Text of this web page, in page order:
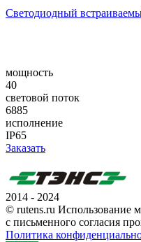
Светодиодный
мощность
40
световой поток
6885
исполнение
IP65
Заказать
2014 - 2024
© rutens.ru Использование
с письменного согласия
Политика